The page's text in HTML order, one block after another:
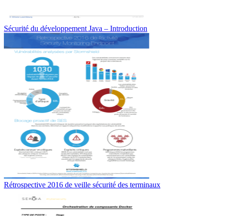
Sécurité du développement Java – Introduction
Rétrospective 2016 de veille sécurité des terminaux